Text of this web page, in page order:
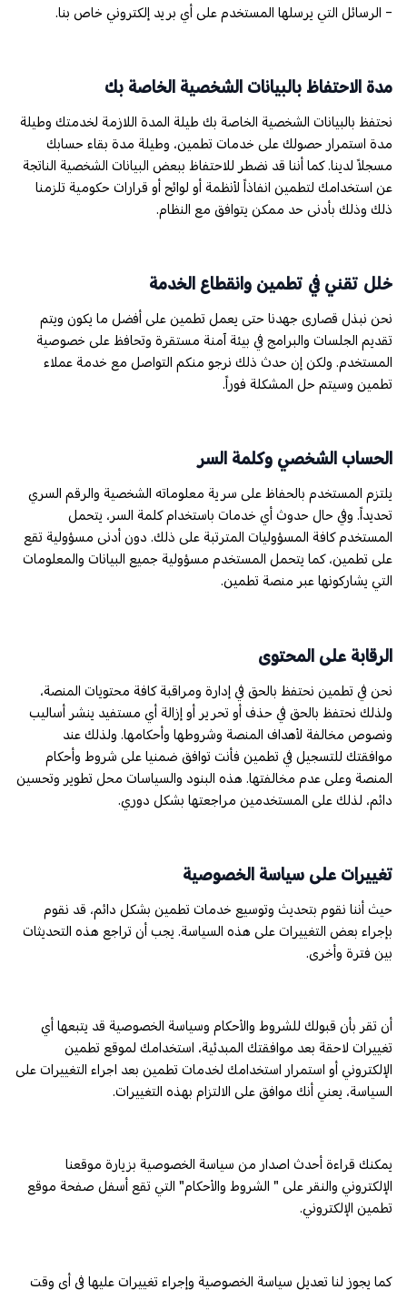
- الرسائل التي يرسلها المستخدم على أي بريد إلكتروني خاص بنا.
مدة الاحتفاظ بالبيانات الشخصية الخاصة بك
نحتفظ بالبيانات الشخصية الخاصة بك طيلة المدة اللازمة لخدمتك وطيلة
مدة استمرار حصولك على خدمات تطمين، وطيلة مدة بقاء حسابك
مسجلاً لدينا. كما أننا قد نضطر للاحتفاظ ببعض البيانات الشخصية الناتجة
عن استخدامك لتطمين انفاذاً لأنظمة أو لوائح أو قرارات حكومية تلزمنا
ذلك وذلك بأدنى حد ممكن يتوافق مع النظام.
خلل تقني في تطمين وانقطاع الخدمة
نحن نبذل قصارى جهدنا حتى يعمل تطمين على أفضل ما يكون ويتم
تقديم الجلسات والبرامج في بيئة آمنة مستقرة وتحافظ على خصوصية
المستخدم. ولكن إن حدث ذلك نرجو منكم التواصل مع خدمة عملاء
تطمين وسيتم حل المشكلة فوراً.
الحساب الشخصي وكلمة السر
يلتزم المستخدم بالحفاظ على سرية معلوماته الشخصية والرقم السري
تحديداً. وفي حال حدوث أي خدمات باستخدام كلمة السر، يتحمل
المستخدم كافة المسؤوليات المترتبة على ذلك. دون أدنى مسؤولية تقع
على تطمين، كما يتحمل المستخدم مسؤولية جميع البيانات والمعلومات
التي يشاركونها عبر منصة تطمين.
الرقابة على المحتوى
نحن في تطمين نحتفظ بالحق في إدارة ومراقبة كافة محتويات المنصة،
ولذلك نحتفظ بالحق في حذف أو تحرير أو إزالة أي مستفيد ينشر أساليب
ونصوص مخالفة لأهداف المنصة وشروطها وأحكامها. ولذلك عند
موافقتك للتسجيل في تطمين فأنت توافق ضمنيا على شروط وأحكام
المنصة وعلى عدم مخالفتها. هذه البنود والسياسات محل تطوير وتحسين
دائم، لذلك على المستخدمين مراجعتها بشكل دوري.
تغييرات على سياسة الخصوصية
حيث أننا نقوم بتحديث وتوسيع خدمات تطمين بشكل دائم، قد نقوم
بإجراء بعض التغييرات على هذه السياسة. يجب أن تراجع هذه التحديثات
بين فترة وأخرى.
أن تقر بأن قبولك للشروط والأحكام وسياسة الخصوصية قد يتبعها أي
تغييرات لاحقة بعد موافقتك المبدئية، استخدامك لموقع تطمين
الإلكتروني أو استمرار استخدامك لخدمات تطمين بعد اجراء التغييرات على
السياسة، يعني أنك موافق على الالتزام بهذه التغييرات.
يمكنك قراءة أحدث اصدار من سياسة الخصوصية بزيارة موقعنا
الإلكتروني والنقر على " الشروط والأحكام" التي تقع أسفل صفحة موقع
تطمين الإلكتروني.
كما يجوز لنا تعديل سياسة الخصوصية وإجراء تغييرات عليها في أي وقت